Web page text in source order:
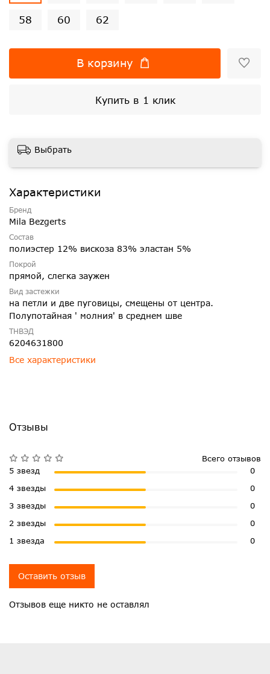
58 60 62
В корзину
Купить в 1 клик
Выбрать
Характеристики
Бренд
Mila Bezgerts
Состав
полиэстер 12% вискоза 83% эластан 5%
Покрой
прямой, слегка заужен
Вид застежки
на петли и две пуговицы, смещены от центра.
Полупотайная ' молния' в среднем шве
ТНВЭД
6204631800
Все характеристики
Отзывы
Отзывов еще никто не оставлял
Всего отзывов
5 звезд
0
4 звезды
0
3 звезды
0
2 звезды
0
1 звезда
0
Оставить отзыв